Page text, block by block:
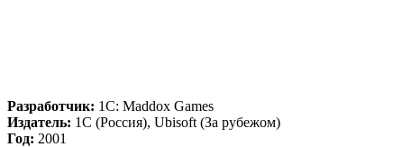
Разработчик: 1C: Maddox Games
Издатель: 1С (Россия), Ubisoft (За рубежом)
Год: 2001